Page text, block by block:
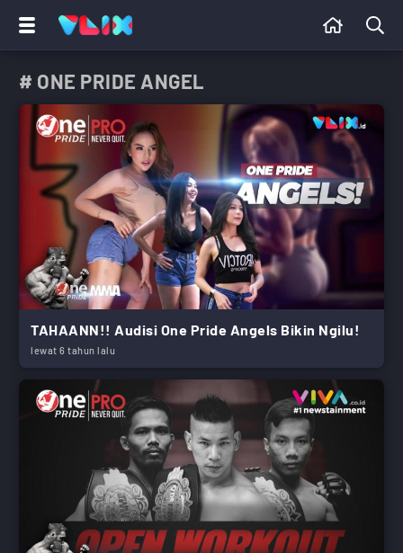
# ONE PRIDE ANGEL
TAHAANN!! Audisi One Pride Angels Bikin Ngilu!
lewat 6 tahun lalu